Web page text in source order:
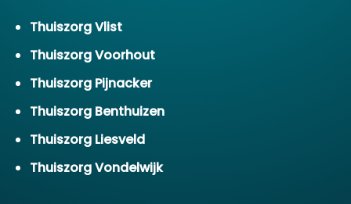
Thuiszorg Vlist
Thuiszorg Voorhout
Thuiszorg Pijnacker
Thuiszorg Benthuizen
Thuiszorg Liesveld
Thuiszorg Vondelwijk